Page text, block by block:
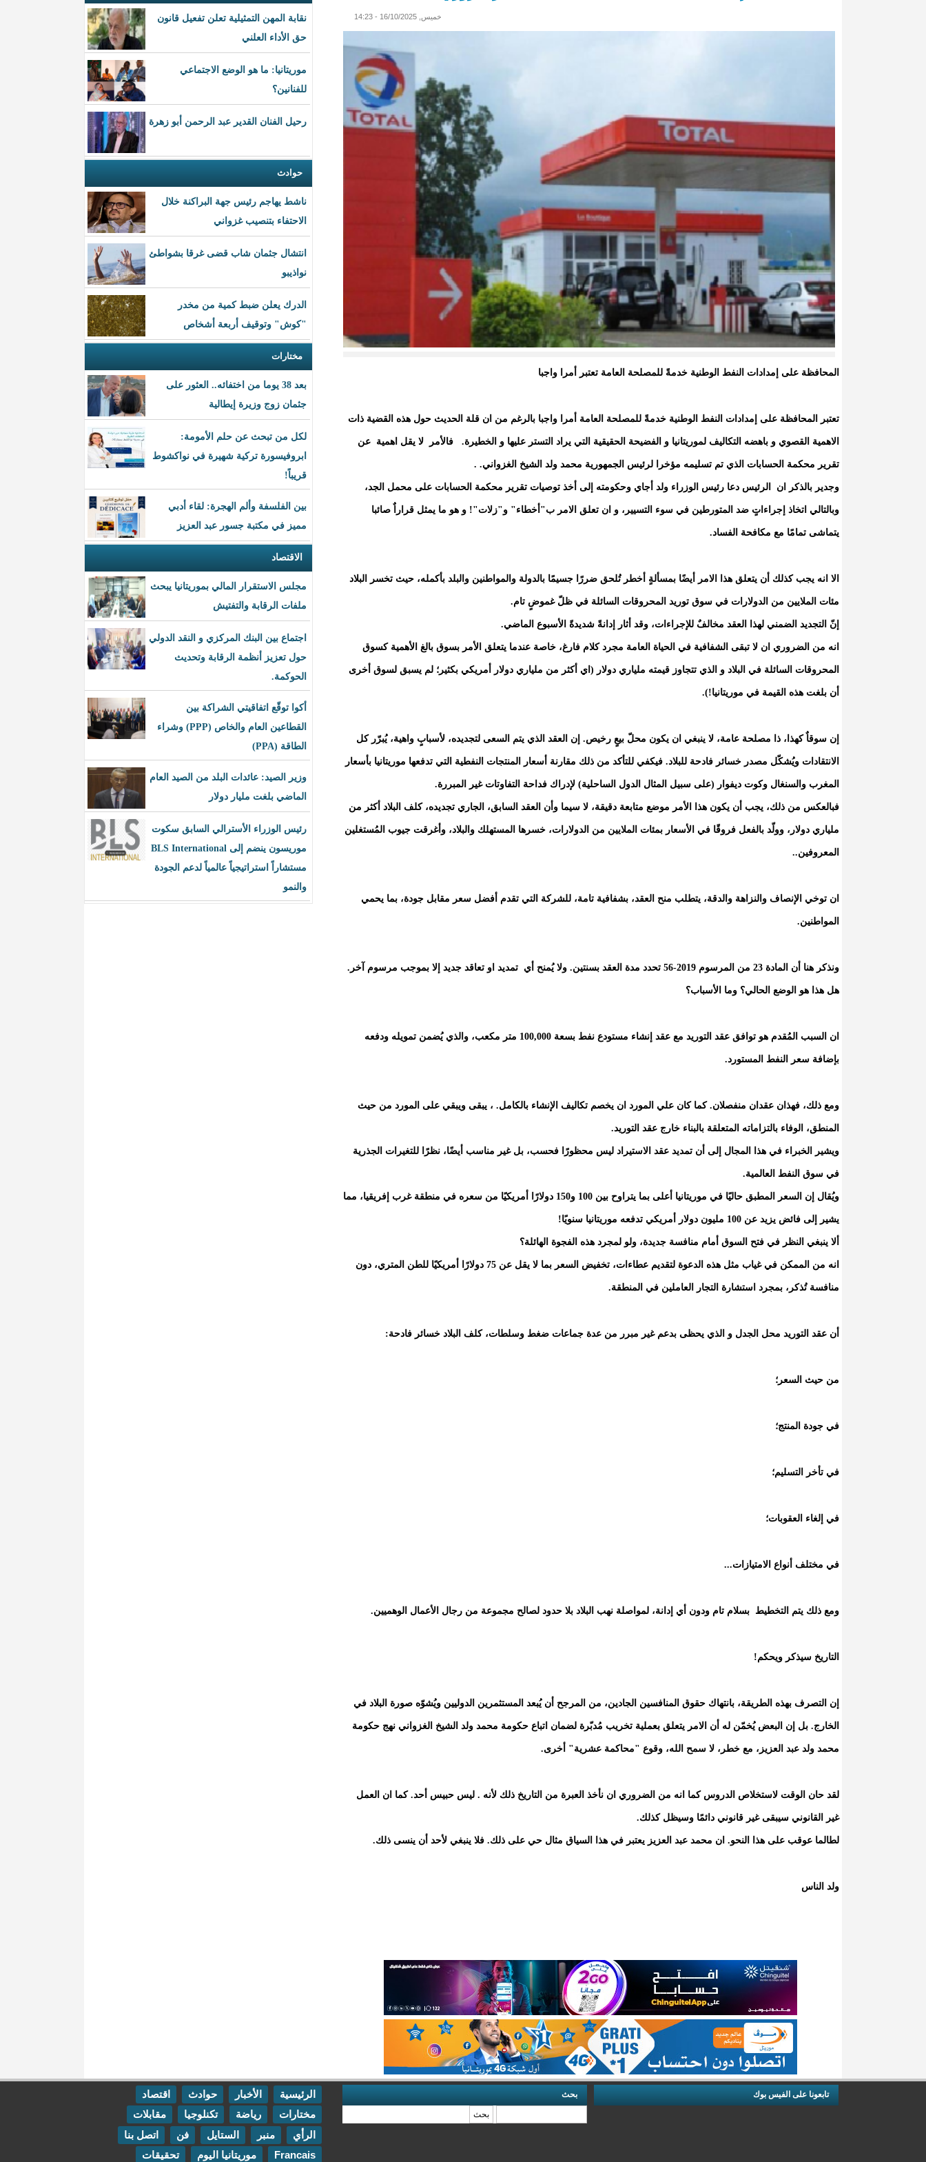
نقابة المهن التمثيلية تعلن تفعيل قانون
حق الأداء العلني
موريتانيا: ما هو الوضع الاجتماعي
للفنانين؟
رحيل الفنان القدير عبد الرحمن أبو زهرة
حوادث
ناشط يهاجم رئيس جهة البراكنة خلال
الاحتفاء بتنصيب غزواني
انتشال جثمان شاب قضى غرقا بشواطئ
نواذيبو
الدرك يعلن ضبط كمية من مخدر
"كوش" وتوقيف أربعة أشخاص
مختارات
بعد 38 يوما من اختفائه.. العثور على
جثمان زوج وزيرة إيطالية
لكل من تبحث عن حلم الأمومة:
ابروفيسورة تركية شهيرة في نواكشوط
قريباً!
بين الفلسفة وألم الهجرة: لقاء أدبي
مميز في مكتبة جسور عبد العزيز
الاقتصاد
مجلس الاستقرار المالي بموريتانيا يبحث
ملفات الرقابة والتفتيش
اجتماع بين البنك المركزي و النقد الدولي
حول تعزيز أنظمة الرقابة وتحديث
الحوكمة.
أكوا توقّع اتفاقيتي الشراكة بين
القطاعين العام والخاص (PPP) وشراء
الطاقة (PPA)
وزير الصيد: عائدات البلد من الصيد العام
الماضي بلغت مليار دولار
رئيس الوزراء الأسترالي السابق سكوت
موريسون ينضم إلى BLS International
مستشاراً استراتيجياً عالمياً لدعم الجودة
والنمو
خميس, 16/10/2025 - 14:23
المحافظة على إمدادات النفط الوطنية خدمةً للمصلحة العامة تعتبر أمرا واجبا
تعتبر المحافظة على إمدادات النفط الوطنية خدمةً للمصلحة العامة أمرا واجبا بالرغم من ان قلة الحديث حول هذه القضية ذات
الاهمية القصوي و باهضه التكاليف لموريتانيا و الفضيحة الحقيقية التي يراد التستر عليها و الخطيرة. فالأمر لا يقل اهمية عن
تقرير محكمة الحسابات الذي تم تسليمه مؤخرا لرئيس الجمهورية محمد ولد الشيخ الغزواني. .
وجدير بالذكر ان الرئيس دعا رئيس الوزراء ولد أجاي وحكومته إلى أخذ توصيات تقرير محكمة الحسابات على محمل الجد،
وبالتالي اتخاذ إجراءاتٍ ضد المتورطين في سوء التسيير، و ان تعلق الامر ب"أخطاء" و"زلات"! و هو ما يمثل قراراٌ صائبا
يتماشى تمامًا مع مكافحة الفساد.
الا انه يجب كذلك أن يتعلق هذا الامر أيضًا بمسألةٍ أخطر تُلحق ضررًا جسيمًا بالدولة والمواطنين والبلد بأكمله، حيث تخسر البلاد
مئات الملايين من الدولارات في سوق توريد المحروقات السائلة في ظلّ غموضٍ تام.
إنّ التجديد الضمني لهذا العقد مخالفٌ للإجراءات، وقد أثار إدانةً شديدةً الأسبوع الماضي.
انه من الضروري ان لا تبقى الشفافية في الحياة العامة مجرد كلام فارغ، خاصة عندما يتعلق الأمر بسوق بالغ الأهمية كسوق
المحروقات السائلة في البلاد و الذي تتجاوز قيمته ملياري دولار (اي أكثر من ملياري دولار أمريكي بكثير؛ لم يسبق لسوق أخرى
أن بلغت هذه القيمة في موريتانيا!).
إن سوقاٌ كهذا، ذا مصلحة عامة، لا ينبغي ان يكون محلّ بيعٍ رخيص. إن العقد الذي يتم السعى لتجديده، لأسبابٍ واهية، يُبرّر كل
الانتقادات ويُشكّل مصدر خسائر فادحة للبلاد. فيكفي للتأكد من ذلك مقارنة أسعار المنتجات النفطية التي تدفعها موريتانيا بأسعار
المغرب والسنغال وكوت ديفوار (على سبيل المثال الدول الساحلية) لإدراك فداحة التفاوتات غير المبررة.
فبالعكس من ذلك، يجب أن يكون هذا الأمر موضع متابعة دقيقة، لا سيما وأن العقد السابق، الجاري تجديده، كلف البلاد أكثر من
ملياري دولار، وولّد بالفعل فروقًا في الأسعار بمئات الملايين من الدولارات، خسرها المستهلك والبلاد، وأغرقت جيوب المُستغلين
المعروفين..
ان توخي الإنصاف والنزاهة والدقة، يتطلب منح العقد، بشفافية تامة، للشركة التي تقدم أفضل سعر مقابل جودة، بما يحمي
المواطنين.
ونذكر هنا أن المادة 23 من المرسوم 2019-56 تحدد مدة العقد بسنتين. ولا يُمنح أي تمديد او تعاقد جديد إلا بموجب مرسوم آخر.
هل هذا هو الوضع الحالي؟ وما الأسباب؟
ان السبب المُقدم هو توافق عقد التوريد مع عقد إنشاء مستودع نفط بسعة 100,000 متر مكعب، والذي يُضمن تمويله ودفعه
بإضافة سعر النفط المستورد.
ومع ذلك، فهذان عقدان منفصلان. كما كان علي المورد ان يخصم تكاليف الإنشاء بالكامل. ، يبقى ويبقي على المورد من حيث
المنطق، الوفاء بالتزاماته المتعلقة بالبناء خارج عقد التوريد.
ويشير الخبراء في هذا المجال إلى أن تمديد عقد الاستيراد ليس محظورًا فحسب، بل غير مناسب أيضًا، نظرًا للتغيرات الجذرية
في سوق النفط العالمية.
ويُقال إن السعر المطبق حاليًا في موريتانيا أعلى بما يتراوح بين 100 و150 دولارًا أمريكيًا من سعره في منطقة غرب إفريقيا، مما
يشير إلى فائض يزيد عن 100 مليون دولار أمريكي تدفعه موريتانيا سنويًا!
ألا ينبغي النظر في فتح السوق أمام منافسة جديدة، ولو لمجرد هذه الفجوة الهائلة؟
انه من الممكن في غياب مثل هذه الدعوة لتقديم عطاءات، تخفيض السعر بما لا يقل عن 75 دولارًا أمريكيًا للطن المتري، دون
منافسة تُذكر، بمجرد استشارة التجار العاملين في المنطقة.
أن عقد التوريد محل الجدل و الذي يحظى بدعم غير مبرر من عدة جماعات ضغط وسلطات، كلف البلاد خسائر فادحة:
من حيث السعر؛
في جودة المنتج؛
في تأخر التسليم؛
في إلغاء العقوبات؛
في مختلف أنواع الامتيازات...
ومع ذلك يتم التخطيط بسلام تام ودون أي إدانة، لمواصلة نهب البلاد بلا حدود لصالح مجموعة من رجال الأعمال الوهميين.
التاريخ سيذكر ويحكم!
إن التصرف بهذه الطريقة، بانتهاك حقوق المنافسين الجادين، من المرجح أن يُبعد المستثمرين الدوليين ويُشوّه صورة البلاد في
الخارج. بل إن البعض يُخمّن له أن الامر يتعلق بعملية تخريب مُدبّرة لضمان اتباع حكومة محمد ولد الشيخ الغزواني نهج حكومة
محمد ولد عبد العزيز، مع خطر، لا سمح الله، وقوع "محاكمة عشرية" أخرى.
لقد حان الوقت لاستخلاص الدروس كما انه من الضروري ان نأخذ العبرة من التاريخ ذلك لأنه . ليس حبيس أحد. كما ان العمل
غير القانوني سيبقى غير قانوني دائمًا وسيظل كذلك.
لطالما عوقب على هذا النحو. ان محمد عبد العزيز يعتبر في هذا السياق مثال حي على ذلك. فلا ينبغي لأحد أن ينسى ذلك.
ولد الناس
تابعونا على الفيس بوك بحث الرئيسية الأخبار حوادث
اقتصاد
مختارات
رياضة تكنلوجيا
مقابلات
الرأي
منبر الستايل فن
اتصل بنا
Francais
موريتانيا اليوم تحقيقات